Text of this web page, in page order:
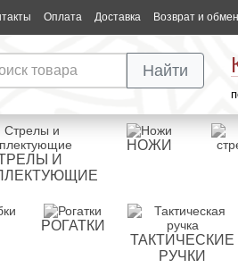
Оплата Доставка Возврат и
Найти
И
НОЖИ
РОГАТКИ
ТАКТИЧЕСКИЕ
РУЧКИ